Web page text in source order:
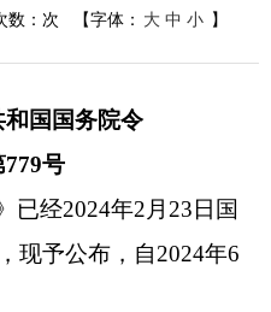
： 次 【字体： 大 中 小 】
国国务院令
779号
已经2024年2月23日国
现予公布，自2024年6